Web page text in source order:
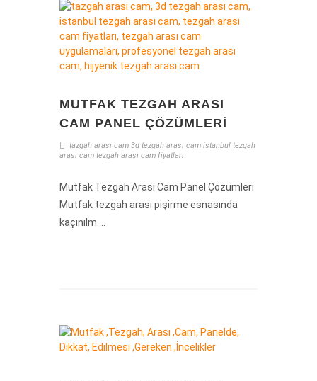
MUTFAK TEZGAH ARASI
CAM PANEL ÇÖZÜMLERI
tazgah arası cam 3d tezgah arası cam istanbul tezgah
arası cam tezgah arası cam fiyatları
Mutfak Tezgah Arası Cam Panel Çözümleri
Mutfak tezgah arası pişirme esnasında
kaçınılm....